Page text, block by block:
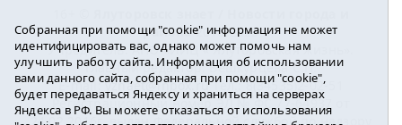
района2016-2023
Учредитель: АНО «ИИЦ « Ялуторовская жизнь».
Главный редактор: Вешкурцева С.П.
E-mail:yznaet@inbox.ruТел.: 8(34535)2-02-51
Регистрационный номер ЭЛ № ФС 77-64937 от
24.02.2016г. выдан Федеральной службой по надзору
Собранная при помощи "cookie" информация не может
идентифицировать вас, однако может помочь нам
улучшить работу сайта. Информация об использовании
вами данного сайта, собранная при помощи "cookie",
будет передаваться Яндексу и храниться на серверах
Яндекса в РФ. Вы можете отказаться от использования